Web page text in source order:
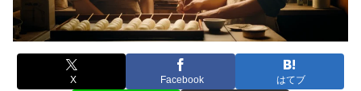
X Facebook はてブ